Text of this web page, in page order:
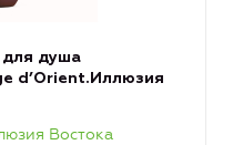
для душа
d’Orient.Иллюзия
Востока